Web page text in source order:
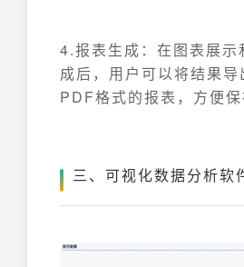
4.报表生成：在图表展示
成后，用户可以将结果导
PDF格式的报表，方便保
三、可视化数据分析软